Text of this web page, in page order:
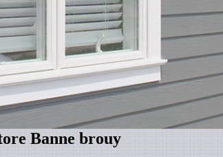
Banne brouy